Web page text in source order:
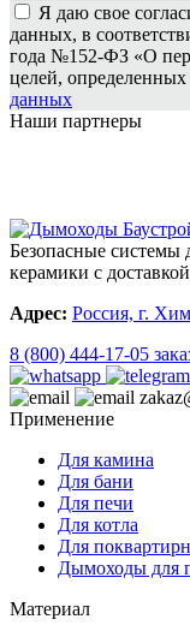
Я даю свое
данных, в
года №152-ФЗ «О
целей, определенных
данных
Наши партнеры
Безопасные
керамики с
Адрес: Россия, г.
8 (800) 444-17-05
Применение
Для камина
Для бани
Для печи
Для котла
Для
Дымоходы для
Материал